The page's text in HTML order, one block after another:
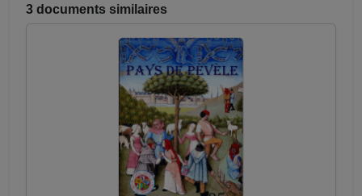
3 documents similaires